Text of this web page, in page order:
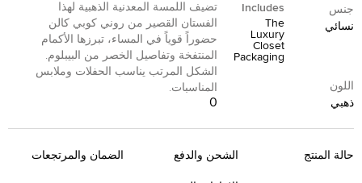
جنس
نسائي
Includes
The
Luxury
Closet
Packaging
اللون
ذهبي
تضيف اللمسة المعدنية الذهبية لهذا
الفستان القصير من روني كوبي كالن
حضوراً قوياً في المساء، تبرزها الأكمام
المنتفخة وتفاصيل الخصر من البيبلوم.
الشكل المرتب يناسب الحفلات وملابس
المناسبات.
0
حالة المنتج الشحن والدفع الضمان والمرتجعات